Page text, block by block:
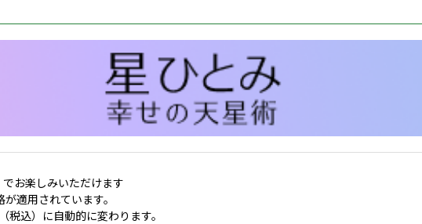
お楽しみいただけます
適用されています。
税込）に自動的に変わります。